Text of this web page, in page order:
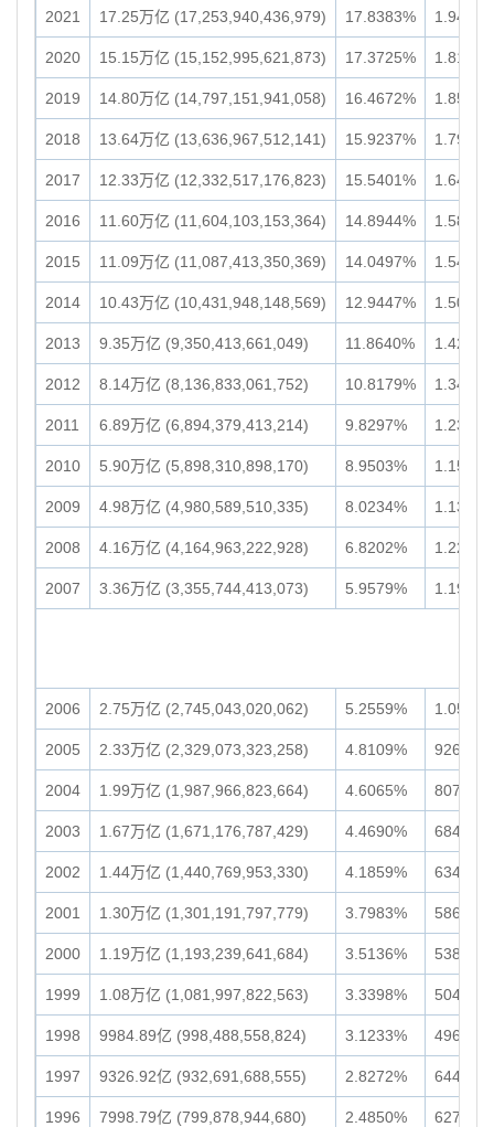
2021 17.25万亿 (17,253,940,436,979) 17.8383% 1.94万
2020 15.15万亿 (15,152,995,621,873) 17.3725% 1.81万
2019 14.80万亿 (14,797,151,941,058) 16.4672% 1.85万
2018 13.64万亿 (13,636,967,512,141) 15.9237% 1.79万
2017 12.33万亿 (12,332,517,176,823) 15.5401% 1.64万
2016 11.60万亿 (11,604,103,153,364) 14.8944% 1.58万
2015 11.09万亿 (11,087,413,350,369) 14.0497% 1.54万
2014 10.43万亿 (10,431,948,148,569) 12.9447% 1.50万
2013 9.35万亿 (9,350,413,661,049) 11.8640% 1.42万
2012 8.14万亿 (8,136,833,061,752) 10.8179% 1.34万
2011 6.89万亿 (6,894,379,413,214) 9.8297% 1.23万
2010 5.90万亿 (5,898,310,898,170) 8.9503% 1.15万
2009 4.98万亿 (4,980,589,510,335) 8.0234% 1.13万
2008 4.16万亿 (4,164,963,222,928) 6.8202% 1.22万
2007 3.36万亿 (3,355,744,413,073) 5.9579% 1.19万
2006 2.75万亿 (2,745,043,020,062) 5.2559% 1.05万
2005 2.33万亿 (2,329,073,323,258) 4.8109%
2004 1.99万亿 (1,987,966,823,664) 4.6065%
2003 1.67万亿 (1,671,176,787,429) 4.4690%
2002 1.44万亿 (1,440,769,953,330) 4.1859%
2001 1.30万亿 (1,301,191,797,779) 3.7983%
2000 1.19万亿 (1,193,239,641,684) 3.5136%
1999 1.08万亿 (1,081,997,822,563) 3.3398%
1998 9984.89亿 (998,488,558,824) 3.1233%
1997 9326.92亿 (932,691,688,555) 2.8272%
1996 7998.79亿 (799,878,944,680) 2.4850%